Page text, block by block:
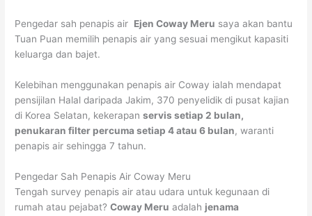
Pengedar sah penapis air Ejen Coway Meru saya akan bantu
Tuan Puan memilih penapis air yang sesuai mengikut kapasiti
keluarga dan bajet.
Kelebihan menggunakan penapis air Coway ialah mendapat
pensijilan Halal daripada Jakim, 370 penyelidik di pusat kajian
di Korea Selatan, kekerapanservis setiap 2 bulan,
penukaran filter percuma setiap 4 atau 6 bulan, waranti
penapis air sehingga 7 tahun.
Pengedar Sah Penapis Air Coway Meru
Tengah survey penapis air atau udara untuk kegunaan di
rumah atau pejabat?Coway Meru adalah jenama